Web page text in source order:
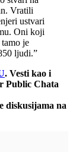
Vratili
ustvari
Oni koji
je
ljudi.”
. Vesti kao i
Public Chata
diskusijama na